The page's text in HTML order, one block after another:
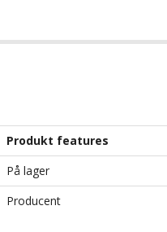
Produkt features
På lager
Producent